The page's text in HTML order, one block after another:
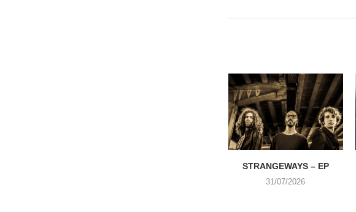
STRANGEWAYS – EP
31/07/2026